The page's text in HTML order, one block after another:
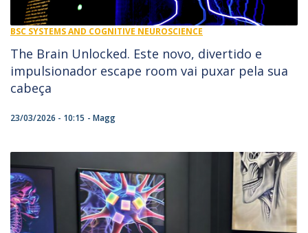
BSC SYSTEMS AND COGNITIVE NEUROSCIENCE
The Brain Unlocked. Este novo, divertido e
impulsionador escape room vai puxar pela sua
cabeça
23/03/2026 - 10:15 Magg